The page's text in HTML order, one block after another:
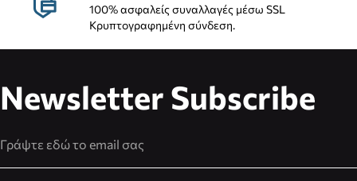
100% ασφαλείς συναλλαγές μέσω SSL
Κρυπτογραφημένη σύνδεση.
Newsletter Subscribe